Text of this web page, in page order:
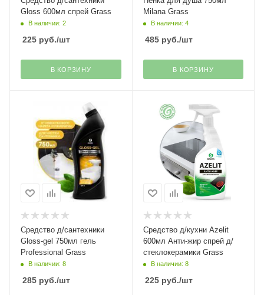
Gloss 600мл спрей Grass
В наличии: 2
225 руб./шт
В КОРЗИНУ
Milana Grass
В наличии: 4
485руб./шт
В КОРЗИНУ
Средство д/сантехники
Gloss-gel 750мл гель
Professional Grass
В наличии: 8
285 руб./шт
Средство д/кухни Azelit
600мл Анти-жир спрей д/
стеклокерамики Grass
В наличии: 8
225руб./шт